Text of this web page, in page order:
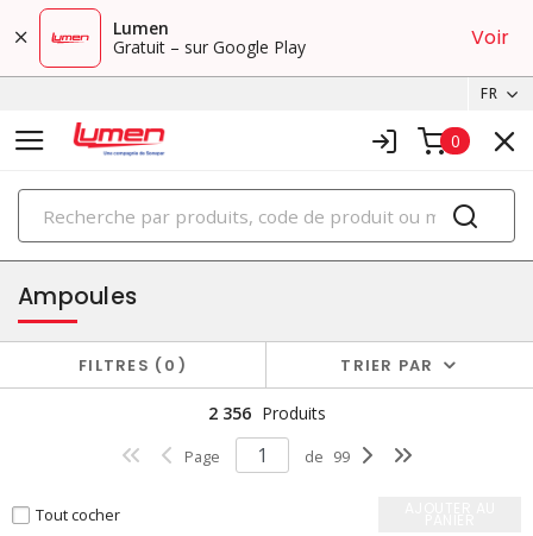
Lumen
Gratuit – sur Google Play
Voir
FR
0
PRODUITS
éclairage
Ampoules
FILTRES 0 TRIER PAR
2 356 Produits
Page de 99
Tout cocher